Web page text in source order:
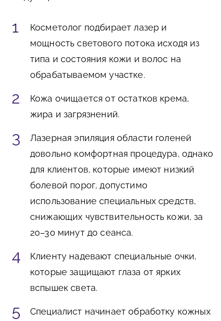
Косметолог подбирает лазер и
мощность светового потока исходя из
типа и состояния кожи и волос на
обрабатываемом участке.
Кожа очищается от остатков крема,
жира и загрязнений.
Лазерная эпиляция области голеней
довольно комфортная процедура, однако
для клиентов, которые имеют низкий
болевой порог, допустимо
использование специальных средств,
снижающих чувствительность кожи, за
20–30 минут до сеанса.
Клиенту надевают специальные очки,
которые защищают глаза от ярких
вспышек света.
Специалист начинает обработку кожных